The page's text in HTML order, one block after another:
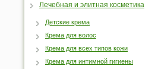
Лечебная и элитная косметика
Детские крема
Крема для волос
Крема для всех типов кожи
Крема для интимной гигиены